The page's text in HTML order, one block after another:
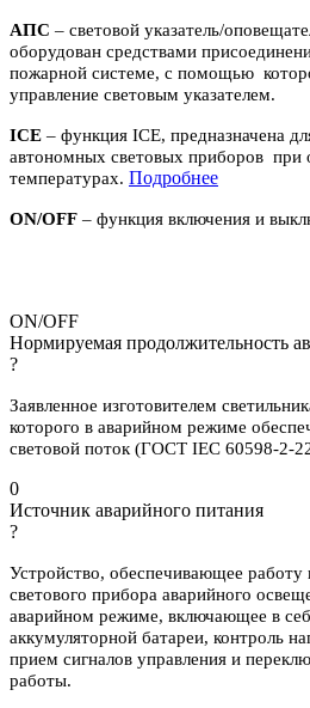
АПС – световой указатель/
оборудован средствами
пожарной системе, с помощью
управление световым указателем.
ICE – функция ICE, предназначена
автономных световых приборов при
температурах. Подробнее
ON/OFF – функция включения и
ON/OFF
Нормируемая продолжительность
?
Заявленное изготовителем
которого в аварийном режиме
световой поток (ГОСТ IEC 60598-2-
0
Источник аварийного питания
?
Устройство, обеспечивающее работу
светового прибора аварийного
аварийном режиме, включающее в
аккумуляторной батареи, контроль
прием сигналов управления и
работы.